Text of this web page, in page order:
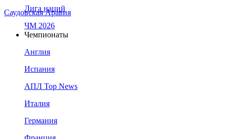
Саудовская Аравия
Лига наций
ЧМ 2026
Чемпионаты
Англия
Испания
АПЛ Top News
Италия
Германия